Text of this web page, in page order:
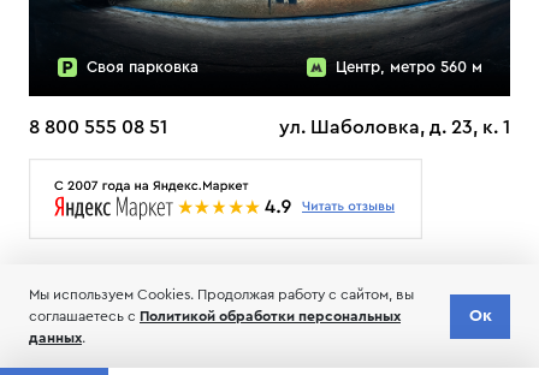
Своя парковка Центр, метро 560 м
8 800 555 08 51 ул. Шаболовка, д. 23, к. 1
© 2006-2026 Пределанет
Мы используем Cookies. Продолжая работу с сайтом, вы
соглашаетесь с Политикой обработки персональных
данных.
Ок